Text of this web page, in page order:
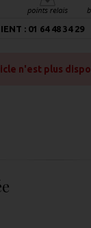
: 01 64 48 34 29
n'est plus